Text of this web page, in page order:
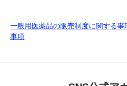
一般用医薬品の販売制度に関する
事項